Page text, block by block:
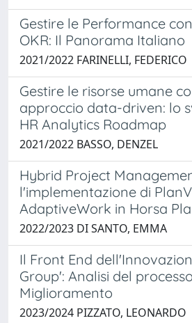
Gestire le Performance
OKR: Il Panorama Italiano
2021/2022 FARINELLI, FEDERICO
Gestire le risorse umane
approccio data-driven: lo
HR Analytics Roadmap
2021/2022 BASSO, DENZEL
Hybrid Project
l'implementazione di
AdaptiveWork in Horsa
2022/2023 DI SANTO, EMMA
Il Front End
Group': Analisi del
Miglioramento
2023/2024 PIZZATO, LEONARDO